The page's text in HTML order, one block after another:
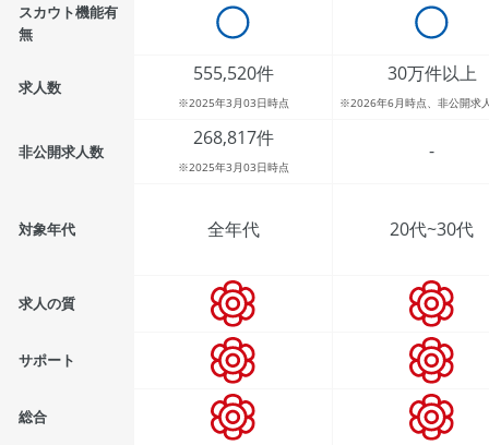
スカウト機能有
無
求人数
555,520件
※2025年3月03日時点
30万件以上
※2026年6月時点、非公開求
非公開求人数
268,817件
※2025年3月03日時点
-
対象年代 全年代 20代~30代
求人の質
サポート
総合